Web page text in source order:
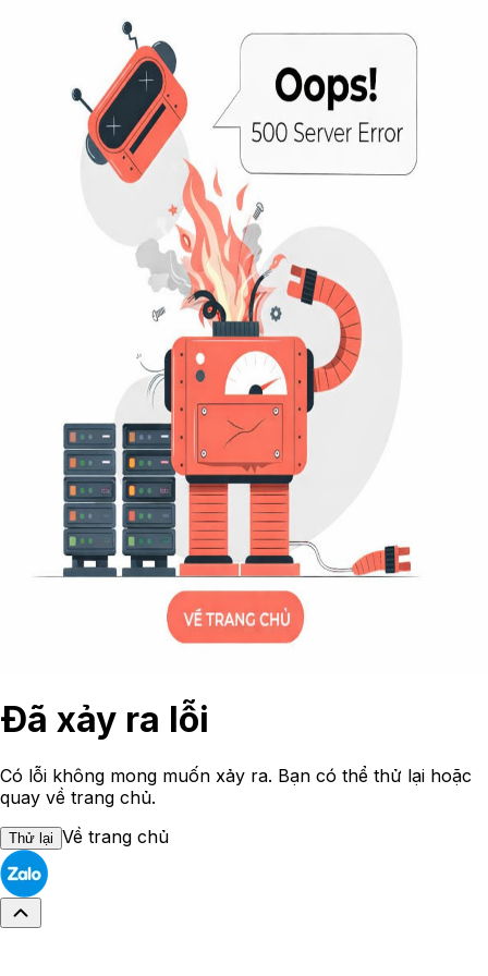
Đã xảy ra lỗi
Có lỗi không mong muốn xảy ra. Bạn có thể thử lại hoặc
quay về trang chủ.
Thử lại Về trang chủ